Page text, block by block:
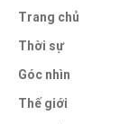
Trang chủ
Thời sự
Góc nhìn
Thế giới